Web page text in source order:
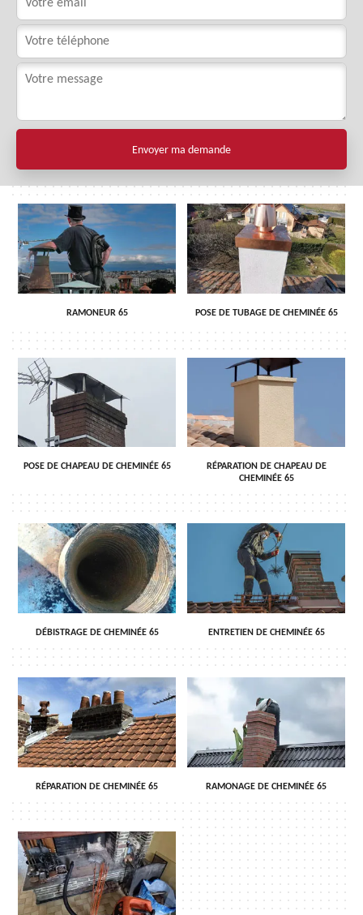
RAMONEUR 65 POSE DE TUBAGE DE CHEMINÉE 65
POSE DE CHAPEAU DE CHEMINÉE 65
RÉPARATION DE CHAPEAU DE
CHEMINÉE 65
DÉBISTRAGE DE CHEMINÉE 65 ENTRETIEN DE CHEMINÉE 65
RÉPARATION DE CHEMINÉE 65 RAMONAGE DE CHEMINÉE 65